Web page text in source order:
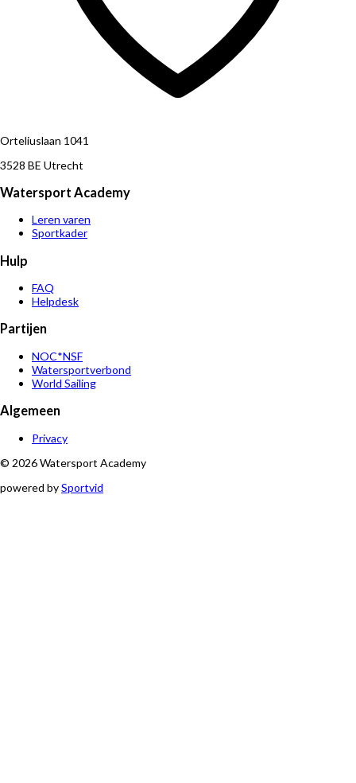
Orteliuslaan 1041
3528 BE Utrecht
Watersport Academy
Leren varen
Sportkader
Hulp
FAQ
Helpdesk
Partijen
NOC*NSF
Watersportverbond
World Sailing
Algemeen
Privacy
© 2026 Watersport Academy
powered bySportvid